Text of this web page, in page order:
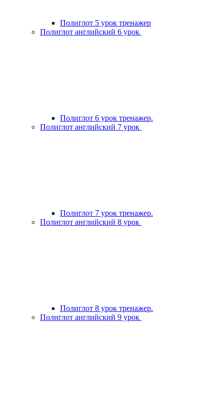
Полиглот 5 урок тренажер
Полиглот английский 6 урок
Полиглот 6 урок тренажер.
Полиглот английский 7 урок
Полиглот 7 урок тренажер.
Полиглот английский 8 урок
Полиглот 8 урок тренажер.
Полиглот английский 9 урок